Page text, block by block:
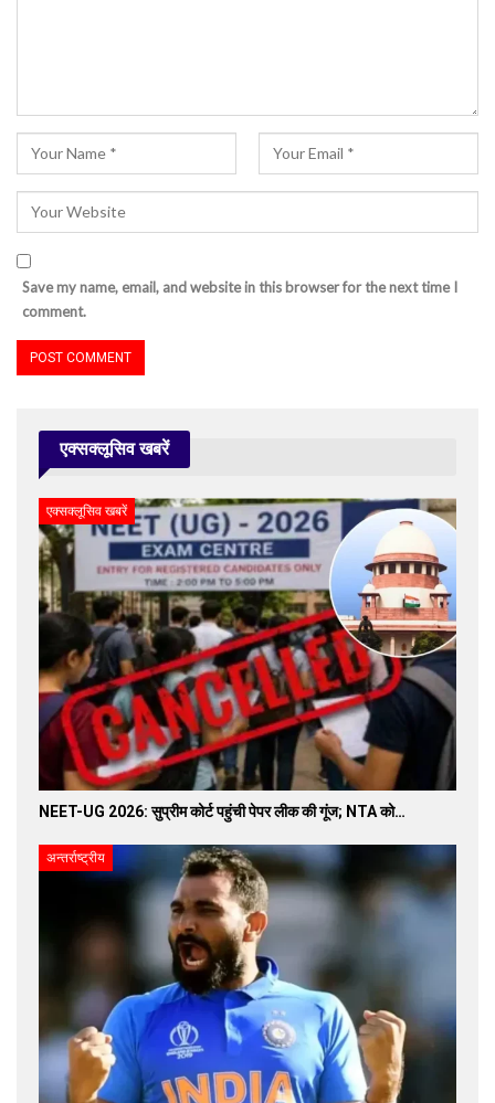
Save my name, email, and website in this browser for the next time I
comment.
एक्सक्लूसिव खबरें
एक्सक्लूसिव खबरें
NEET-UG 2026: सुप्रीम कोर्ट पहुंची पेपर लीक की गूंज; NTA को…
अन्तर्राष्ट्रीय